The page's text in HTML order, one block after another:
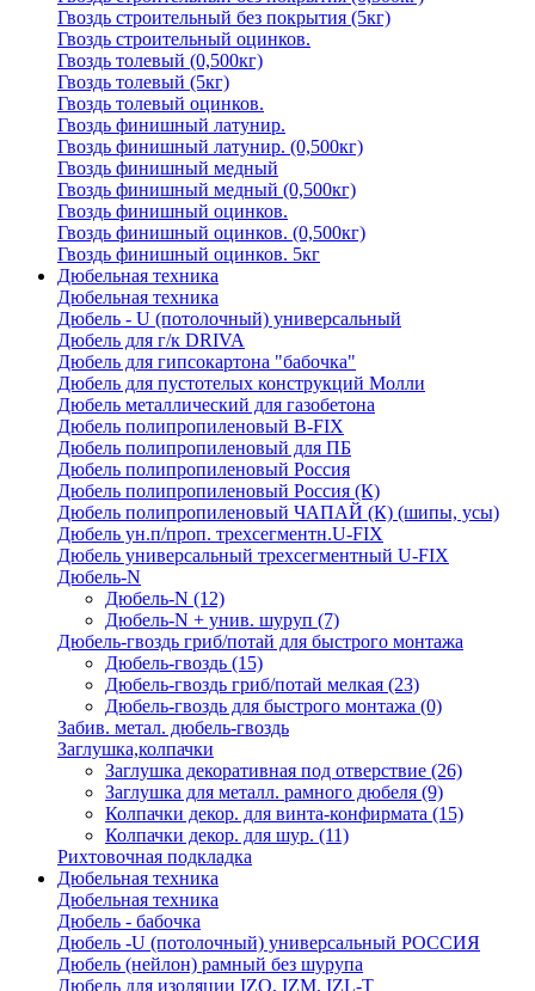
Гвоздь строительный без покрытия (5кг)
Гвоздь строительный оцинков.
Гвоздь толевый (0,500кг)
Гвоздь толевый (5кг)
Гвоздь толевый оцинков.
Гвоздь финишный латунир.
Гвоздь финишный латунир. (0,500кг)
Гвоздь финишный медный
Гвоздь финишный медный (0,500кг)
Гвоздь финишный оцинков.
Гвоздь финишный оцинков. (0,500кг)
Гвоздь финишный оцинков. 5кг
Дюбельная техника
Дюбельная техника
Дюбель - U (потолочный) универсальный
Дюбель для г/к DRIVA
Дюбель для гипсокартона "бабочка"
Дюбель для пустотелых конструкций Молли
Дюбель металлический для газобетона
Дюбель полипропиленовый В-FIX
Дюбель полипропиленовый для ПБ
Дюбель полипропиленовый Россия
Дюбель полипропиленовый Россия (К)
Дюбель полипропиленовый ЧАПАЙ (К) (шипы, усы)
Дюбель ун.п/проп. трехсегментн.U-FIX
Дюбель универсальный трехсегментный U-FIX
Дюбель-N
Дюбель-N (12)
Дюбель-N + унив. шуруп (7)
Дюбель-гвоздь гриб/потай для быстрого монтажа
Дюбель-гвоздь (15)
Дюбель-гвоздь гриб/потай мелкая (23)
Дюбель-гвоздь для быстрого монтажа (0)
Забив. метал. дюбель-гвоздь
Заглушка,колпачки
Заглушка декоративная под отверствие (26)
Заглушка для металл. рамного дюбеля (9)
Колпачки декор. для винта-конфирмата (15)
Колпачки декор. для шур. (11)
Рихтовочная подкладка
Дюбельная техника
Дюбельная техника
Дюбель - бабочка
Дюбель -U (потолочный) универсальный РОССИЯ
Дюбель (нейлон) рамный без шурупа
Дюбель для изоляции IZO, IZM, IZL-T